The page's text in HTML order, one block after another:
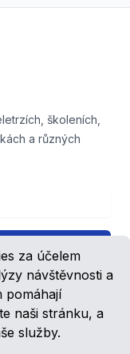
za účelem
návštěvnosti a
pomáhají
naši stránku, a
služby.
školeních,
a různých